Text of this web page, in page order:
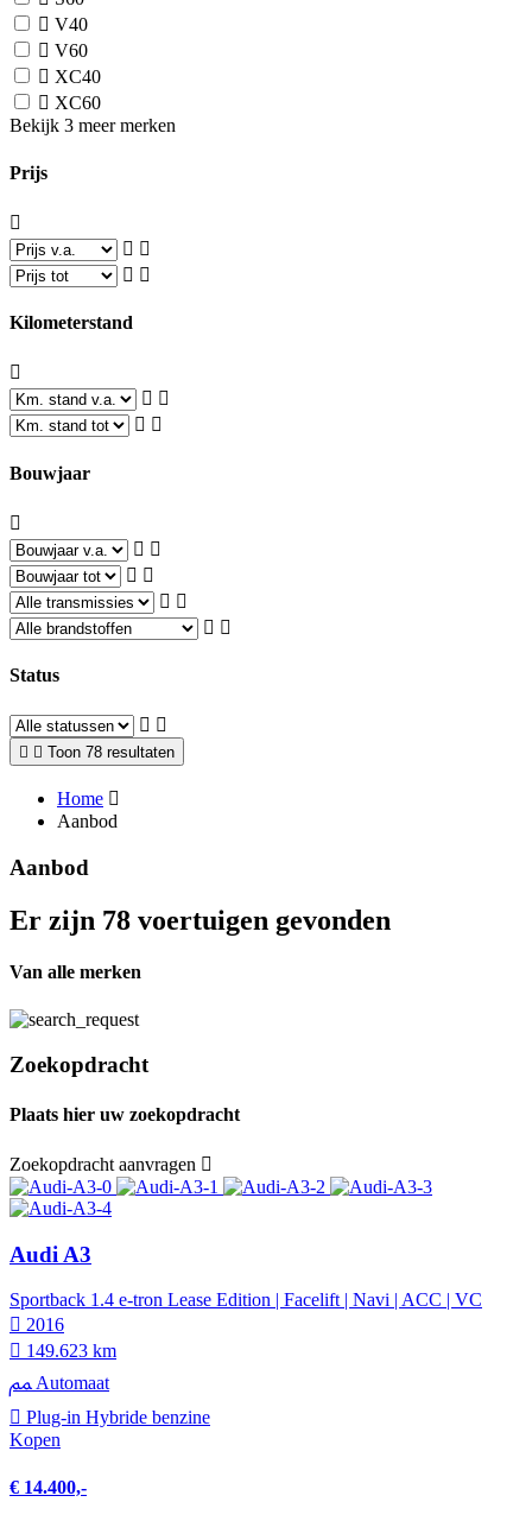
V40
V60
XC40
XC60
Bekijk 3 meer merken
Prijs
Kilometerstand
Bouwjaar
Status
Toon 78 resultaten
Home
Aanbod
Aanbod
Er zijn 78 voertuigen gevonden
Van alle merken
Zoekopdracht
Plaats hier uw zoekopdracht
Zoekopdracht aanvragen
Audi A3
Sportback 1.4 e-tron Lease Edition | Facelift | Navi | ACC | VC
2016
149.623 km
Automaat
Plug-in Hybride benzine
Kopen
€ 14.400,-